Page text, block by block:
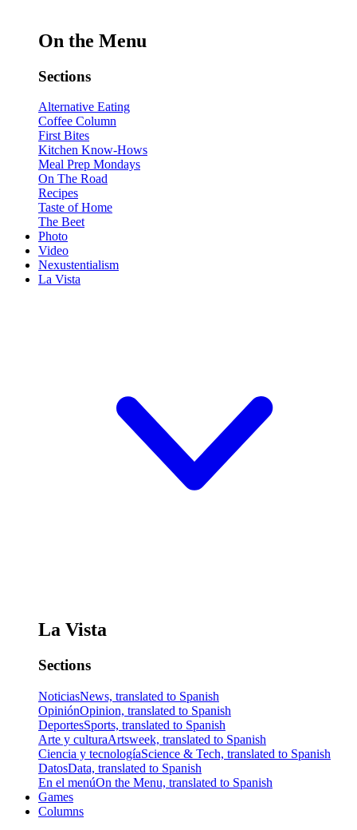
On the Menu
Sections
Alternative Eating
Coffee Column
First Bites
Kitchen Know-Hows
Meal Prep Mondays
On The Road
Recipes
Taste of Home
The Beet
Photo
Video
Nexustentialism
La Vista
La Vista
Sections
NoticiasNews, translated to Spanish
OpiniónOpinion, translated to Spanish
DeportesSports, translated to Spanish
Arte y culturaArtsweek, translated to Spanish
Ciencia y tecnologíaScience & Tech, translated to Spanish
DatosData, translated to Spanish
En el menúOn the Menu, translated to Spanish
Games
Columns